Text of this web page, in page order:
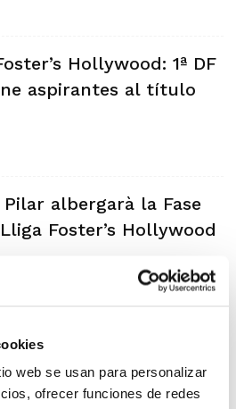
web se usan para personalizar
ofrecer funciones de redes
Hollywood: 1ª DF
aspirantes al título
Pilar albergarà la Fase
Foster’s Hollywood
Lliga Foster’s
1ª Divisió Femenina